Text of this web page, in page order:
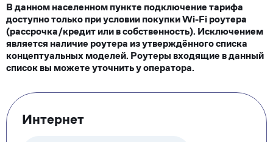
В данном населенном пункте подключение тарифа
доступно только при условии покупки Wi-Fi роутера
(рассрочка/кредит или в собственность). Исключением
является наличие роутера из утверждённого списка
концептуальных моделей. Роутеры входящие в данный
список вы можете уточнить у оператора.
Тарифные
опции
Интернет